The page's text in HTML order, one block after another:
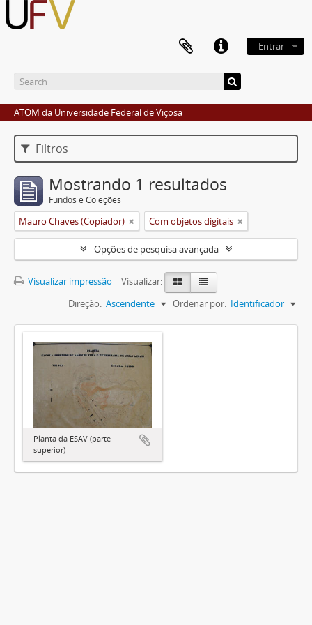
Entrar
ATOM da Universidade Federal de Viçosa
Filtros
Mostrando 1 resultados
Fundos e Coleções
Mauro Chaves (Copiador) Com objetos digitais
Opções de pesquisa avançada
Visualizar impressão
Visualizar:
Ordenar por: Identificador
Direção: Ascendente
Planta da ESAV (parte
superior)